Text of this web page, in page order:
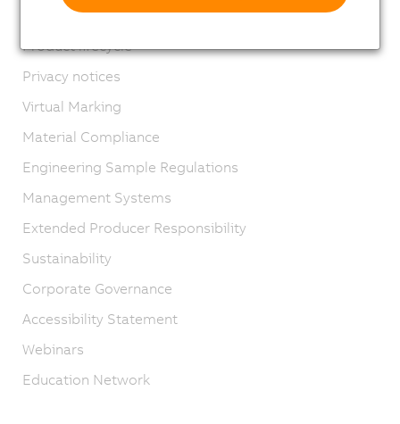
Product lifecycle
Privacy notices
Virtual Marking
Material Compliance
Engineering Sample Regulations
Management Systems
Extended Producer Responsibility
Sustainability
Corporate Governance
Accessibility Statement
Webinars
Education Network